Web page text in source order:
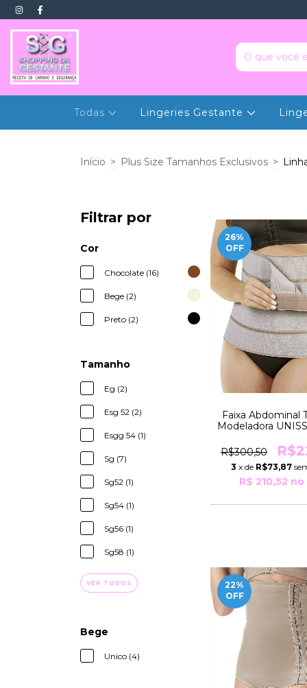
Todas Lingeries Gestante
Início > Plus Size Tamanhos Exclusivos >
Filtrar por
Cor
Chocolate (16)
Bege (2)
Preto (2)
Tamanho
Eg (2)
Esg 52 (2)
Esgg 54 (1)
Sg (7)
Sg52 (1)
Sg54 (1)
Sg56 (1)
Sg58 (1)
VER TODOS
Bege
Unico (4)
26%
OFF
Faixa Abdominal
Modeladora
e 105Kg 4 Gomos
Yoga
R$300,50
3 x de R$73,87
R$ 210,52 no
22%
OFF